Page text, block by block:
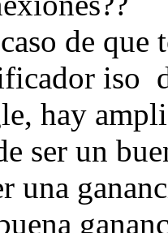
de que
iso
hay
ser un
una